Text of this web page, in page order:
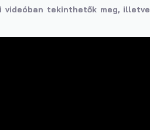
tekinthetők meg, illetve